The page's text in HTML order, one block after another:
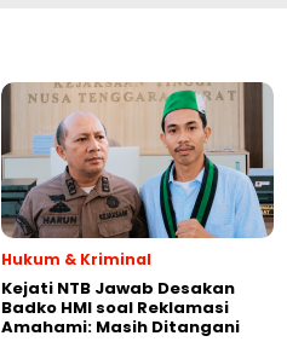
Hukum & Kriminal
Kejati NTB Jawab Desakan
Badko HMI soal Reklamasi
Amahami: Masih Ditangani